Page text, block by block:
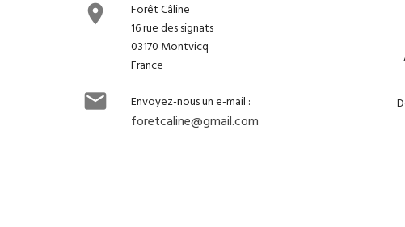

Forêt Câline
16 rue des signats
03170 Montvicq
France
 Envoyez-nous un e-mail :
foretcaline@gmail.com